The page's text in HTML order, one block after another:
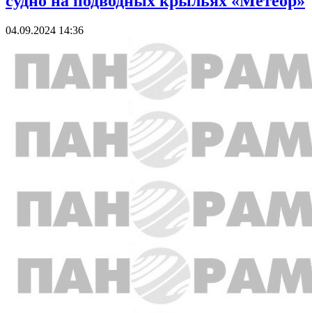
04.09.2024 14:36